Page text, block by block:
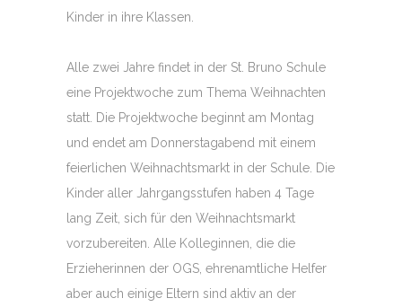
Kinder in ihre Klassen.
Alle zwei Jahre findet in der St. Bruno Schule
eine Projektwoche zum Thema Weihnachten
statt. Die Projektwoche beginnt am Montag
und endet am Donnerstagabend mit einem
feierlichen Weihnachtsmarkt in der Schule. Die
Kinder aller Jahrgangsstufen haben 4 Tage
lang Zeit, sich für den Weihnachtsmarkt
vorzubereiten. Alle Kolleginnen, die die
Erzieherinnen der OGS, ehrenamtliche Helfer
aber auch einige Eltern sind aktiv an der